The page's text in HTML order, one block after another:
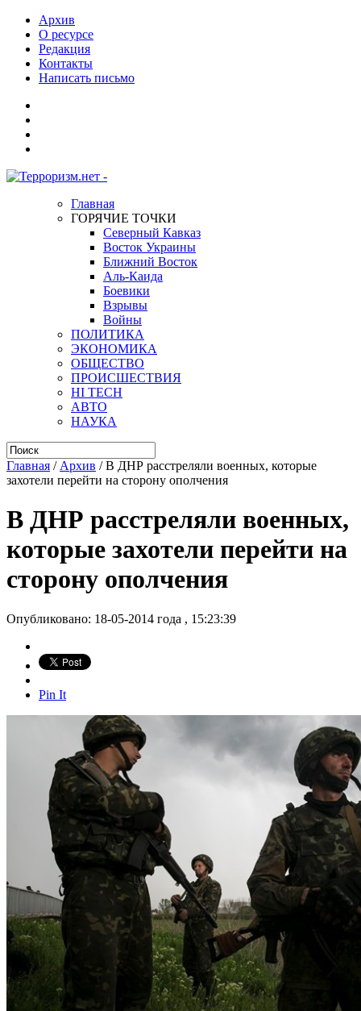
Архив
О ресурсе
Редакция
Контакты
Написать письмо
Главная
ГОРЯЧИЕ ТОЧКИ
Северный Кавказ
Восток Украины
Ближний Восток
Аль-Каида
Боевики
Взрывы
Войны
ПОЛИТИКА
ЭКОНОМИКА
ОБЩЕСТВО
ПРОИСШЕСТВИЯ
HI TECH
АВТО
НАУКА
Главная / Архив /В ДНР расстреляли военных, которые
захотели перейти на сторону ополчения
В ДНР расстреляли военных,
которые захотели перейти на
сторону ополчения
Опубликовано: 18-05-2014 года , 15:23:39
Pin It